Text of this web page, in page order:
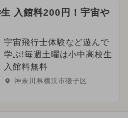
入館料200円！宇宙や
宇宙飛行士体験など遊んで
学ぶ!毎週土曜は小中高校生
入館料無料
神奈川県横浜市磯子区